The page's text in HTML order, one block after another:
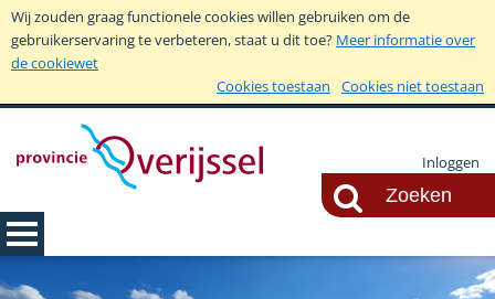
Wij zouden graag functionele cookies willen gebruiken om de
gebruikerservaring te verbeteren, staat u dit toe? Meer informatie over
de cookiewet
Cookies toestaan
Cookies niet toestaan
Inloggen